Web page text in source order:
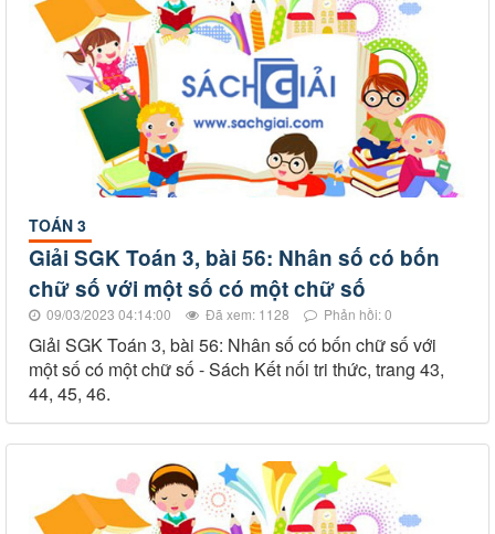
TOÁN 3
Giải SGK Toán 3, bài 56: Nhân số có bốn
chữ số với một số có một chữ số
09/03/2023 04:14:00 Đã xem: 1128 Phản hồi: 0
Giải SGK Toán 3, bài 56: Nhân số có bốn chữ số với
một số có một chữ số - Sách Kết nối tri thức, trang 43,
44, 45, 46.